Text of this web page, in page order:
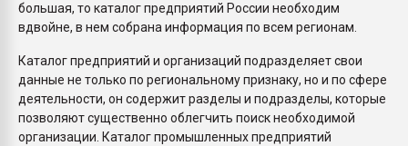
большая, то каталог предприятий России необходим
вдвойне, в нем собрана информация по всем регионам.
Каталог предприятий и организаций подразделяет свои
данные не только по региональному признаку, но и по сфере
деятельности, он содержит разделы и подразделы, которые
позволяют существенно облегчить поиск необходимой
организации. Каталог промышленных предприятий